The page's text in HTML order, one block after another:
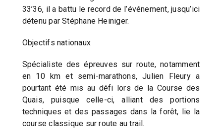
33’36, il a battu le record de l’événement, jusqu’ici
détenu par Stéphane Heiniger.
Objectifs nationaux
Spécialiste des épreuves sur route, notamment
en 10 km et semi-marathons, Julien Fleury a
pourtant été mis au défi lors de la Course des
Quais, puisque celle-ci, alliant des portions
techniques et des passages dans la forêt, lie la
course classique sur route au trail.